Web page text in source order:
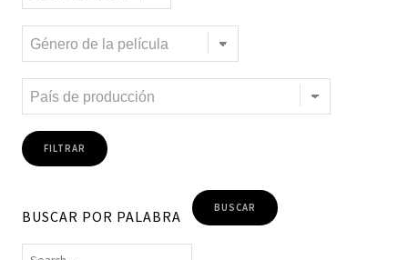
Migración y globalización
Migración y Pueblos originarios
Migración y recursos naturales
Migración y salud
Movimiento
Mujeres
Niñez
Otredad
Pueblos Originarios
Racialidad
Refugiadxs y solicitantes de asilo
BUSCAR POR PALABRA